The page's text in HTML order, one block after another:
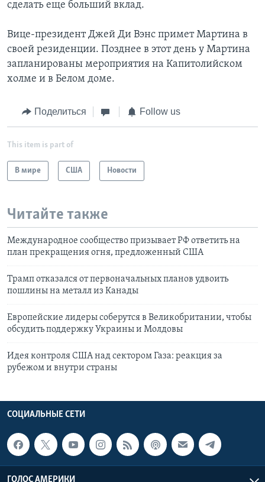
сделать еще больший вклад.
Вице-президент Джей Ди Вэнс примет Мартина в
своей резиденции. Позднее в этот день у Мартина
запланированы мероприятия на Капитолийском
холме и в Белом доме.
Поделиться Follow us
This item is part of
В мире США Новости
Читайте также
Международное сообщество призывает РФ ответить на
план прекращения огня, предложенный США
Трамп отказался от первоначальных планов удвоить
пошлины на металл из Канады
Европейские лидеры соберутся в Великобритании, чтобы
обсудить поддержку Украины и Молдовы
Идея контроля США над сектором Газа: реакция за
рубежом и внутри страны
СОЦИАЛЬНЫЕ СЕТИ
ГОЛОС АМЕРИКИ